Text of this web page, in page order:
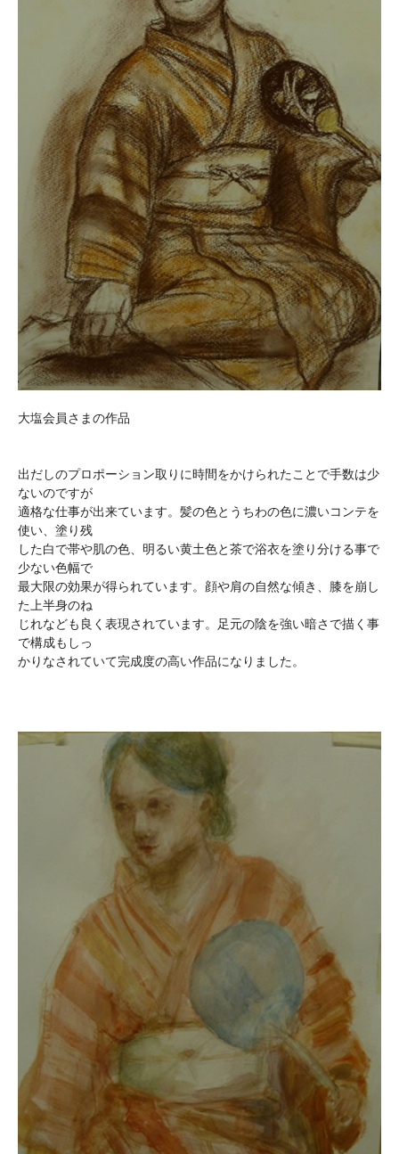
大塩会員さまの作品
出だしのプロポーション取りに時間をかけられたことで手数は少
ないのですが
適格な仕事が出来ています。髪の色とうちわの色に濃いコンテを
使い、塗り残
した白で帯や肌の色、明るい黄土色と茶で浴衣を塗り分ける事で
少ない色幅で
最大限の効果が得られています。顔や肩の自然な傾き、膝を崩し
た上半身のね
じれなども良く表現されています。足元の陰を強い暗さで描く事
で構成もしっ
かりなされていて完成度の高い作品になりました。